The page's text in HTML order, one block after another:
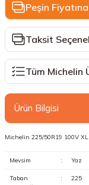
Peşin
Taksit
Tüm Michelin
Ürün Bilgisi
Michelin 225/50R19 100V XL
Mevsim : Yaz
Taban
: 225